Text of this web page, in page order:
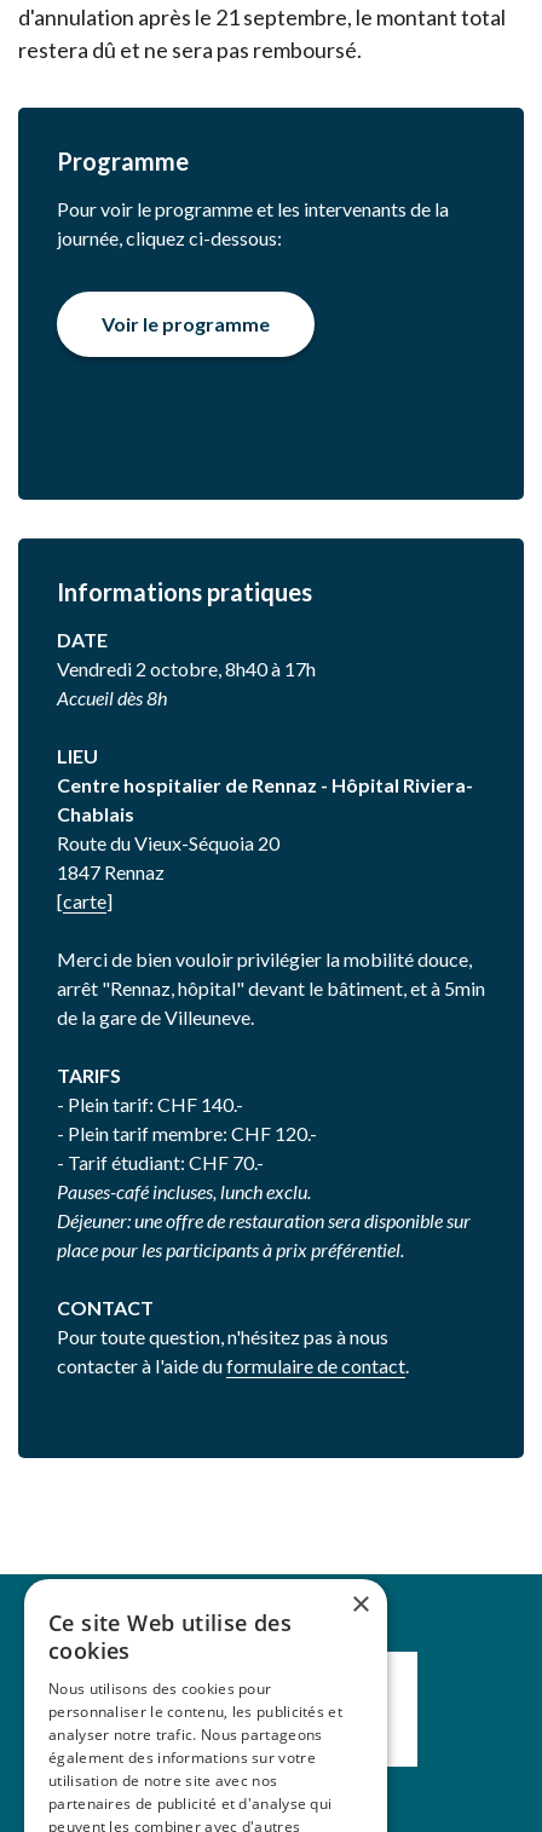
d'annulation après le 21 septembre, le montant total
restera dû et ne sera pas remboursé.
Programme
Pour voir le programme et les intervenants de la
journée, cliquez ci-dessous:
Voir le programme
Informations pratiques
DATE
Vendredi 2 octobre, 8h40 à 17h
Accueil dès 8h
LIEU
Centre hospitalier de Rennaz - Hôpital Riviera-
Chablais
Route du Vieux-Séquoia 20
1847 Rennaz
[carte]
Merci de bien vouloir privilégier la mobilité douce,
arrêt "Rennaz, hôpital" devant le bâtiment, et à 5min
de la gare de Villeuneve.
TARIFS
- Plein tarif: CHF 140.-
- Plein tarif membre: CHF 120.-
- Tarif étudiant: CHF 70.-
Pauses-café incluses, lunch exclu.
Déjeuner: une offre de restauration sera disponible sur
place pour les participants à prix préférentiel.
CONTACT
Pour toute question, n'hésitez pas à nous
contacter à l'aide duformulaire de contact.
×
Ce site Web utilise des
cookies
Nous utilisons des cookies pour
personnaliser le contenu, les publicités et
analyser notre trafic. Nous partageons
également des informations sur votre
utilisation de notre site avec nos
partenaires de publicité et d'analyse qui
peuvent les combiner avec d'autres